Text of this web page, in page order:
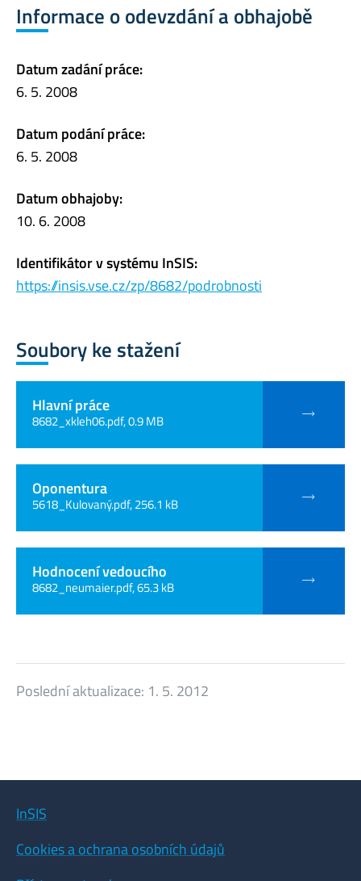
Informace o odevzdání a obhajobě
Datum zadání práce:
6. 5. 2008
Datum podání práce:
6. 5. 2008
Datum obhajoby:
10. 6. 2008
Identifikátor v systému InSIS:
https://insis.vse.cz/zp/8682/podrobnosti
Soubory ke stažení
Hlavní práce
8682_xkleh06.pdf, 0.9 MB
Oponentura
5618_Kulovaný.pdf, 256.1 kB
Hodnocení vedoucího
8682_neumaier.pdf, 65.3 kB
Poslední aktualizace: 1. 5. 2012
InSIS
Cookies a ochrana osobních údajů